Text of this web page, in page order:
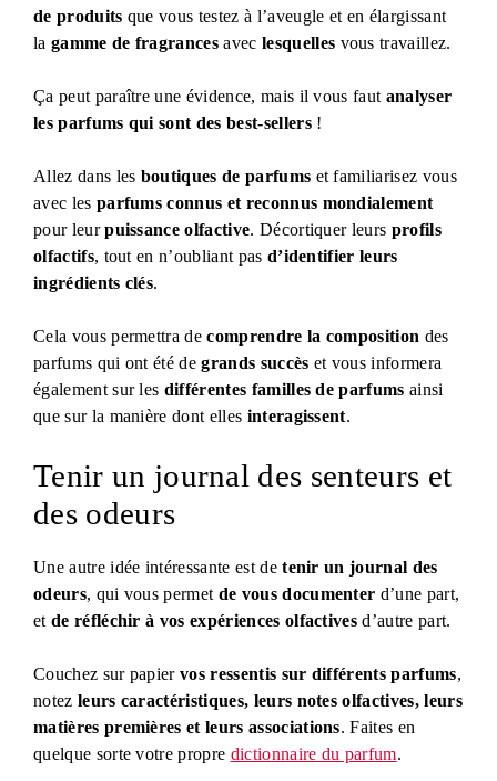
de produits que vous testez à l’aveugle et en élargissant
la gamme de fragrances avec lesquelles vous travaillez.
Ça peut paraître une évidence, mais il vous faut analyser
les parfums qui sont des best-sellers!
Allez dans les boutiques de parfums et familiarisez vous
avec les parfums connus et reconnus mondialement
pour leurpuissance olfactive. Décortiquer leurs profils
olfactifs, tout en n’oubliant pas d’identifier leurs
ingrédients clés.
Cela vous permettra decomprendre la composition des
parfums qui ont été degrands succès et vous informera
également sur les différentes familles de parfums ainsi
que sur la manière dont elles interagissent.
Tenir un journal des senteurs et
des odeurs
Une autre idée intéressante est detenir un journal des
odeurs, qui vous permet de vous documenter d’une part,
et de réfléchir à vos expériences olfactives d’autre part.
Couchez sur papiervos ressentis sur différents parfums,
notez leurs caractéristiques, leurs notes olfactives, leurs
matières premières et leurs associations. Faites en
quelque sorte votre propre dictionnaire du parfum.